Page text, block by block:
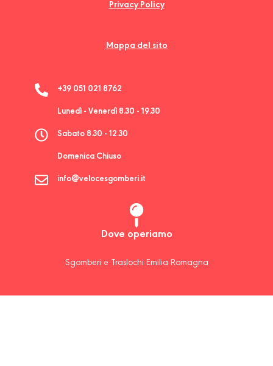
Privacy Policy
Mappa del sito
+39 051 021 8762
Lunedì - Venerdì 8.30 - 19.30
Sabato 8.30 - 12.30
Domenica Chiuso
info@velocesgomberi.it
Dove operiamo
Sgomberi e Traslochi Emilia Romagna